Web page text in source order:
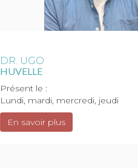
DR. UGO
HUVELLE
Présent le :
Lundi, mardi, mercredi, jeudi
En savoir plus